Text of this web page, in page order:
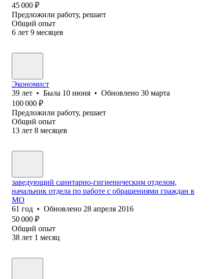
45 000 ₽
Предложили работу, решает
Общий опыт
6 лет 9 месяцев
Экономист
39 лет • Была 10 июня • Обновлено 30 марта
100 000 ₽
Предложили работу, решает
Общий опыт
13 лет 8 месяцев
заведующий санитарно-гигиеническим отделом,
начальник отдела по работе с обращениями граждан в
МО
61 год • Обновлено 28 апреля 2016
50 000 ₽
Общий опыт
38 лет 1 месяц